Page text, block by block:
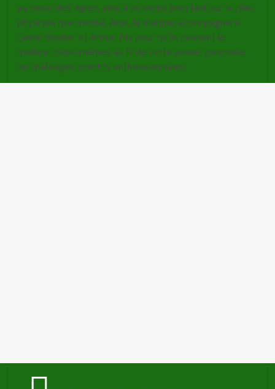
au coeur des Alpes, aide à se sentir bien tant sur le plan
physique que mental. Ainsi, la marque accompagnera
Céline Boutier et Arthur Fils pour qu’ils donnent le
meilleur d’eux-mêmes au fil de cette année, ponctuée
de challenges sportifs enthousiasmants.